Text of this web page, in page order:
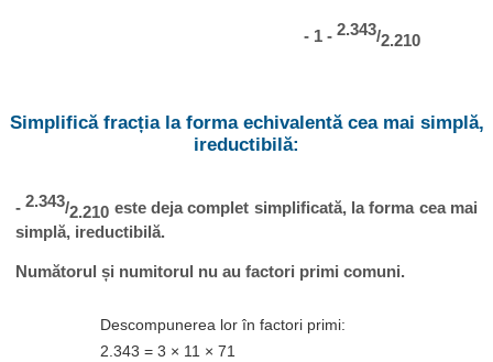
- 1 - 2.343/2.210
Simplifică fracția la forma echivalentă cea mai simplă,
ireductibilă:
-2.343/2.210 este deja complet simplificată, la forma cea mai
simplă, ireductibilă.
Numătorul și numitorul nu au factori primi comuni.
Descompunerea lor în factori primi:
2.343 = 3 × 11 × 71